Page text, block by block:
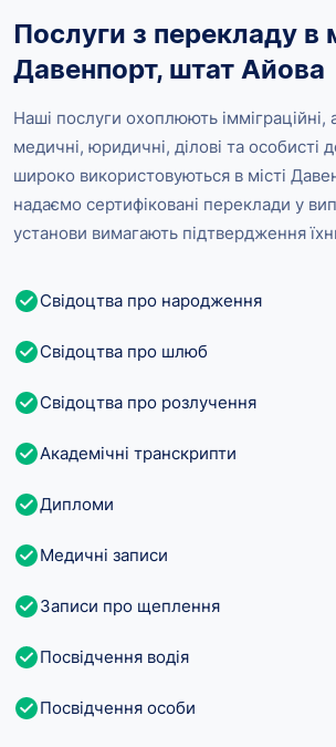
Послуги з перекладу в
Давенпорт, штат Айова
Наші послуги охоплюють імміграційні,
медичні, юридичні, ділові та особисті
широко використовуються в місті
надаємо сертифіковані переклади у
установи вимагають підтвердження
Свідоцтва про народження
Свідоцтва про шлюб
Свідоцтва про розлучення
Академічні транскрипти
Дипломи
Медичні записи
Записи про щеплення
Посвідчення водія
Посвідчення особи